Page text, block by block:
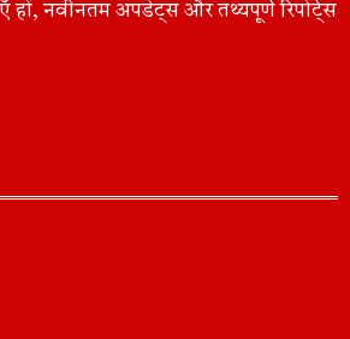
हों, नवीनतम अपडेट्स और तथ्यपूर्ण रिपोर्ट्स